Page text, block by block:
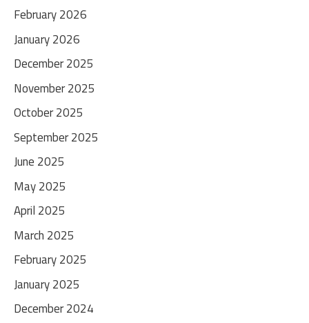
February 2026
January 2026
December 2025
November 2025
October 2025
September 2025
June 2025
May 2025
April 2025
March 2025
February 2025
January 2025
December 2024